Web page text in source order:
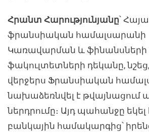
Հրանտ Հարությունյանը՝
ֆրանսիական համալսարանի
Կառավարման և ֆինանսների
ֆակուլտետների դեկանը, նշեց,
վերջերս Ֆրանսիական
նախաձեռնվել է թվայնացում
ներդրումը։ Այդ պահանջը
բանկային համակարգից՝